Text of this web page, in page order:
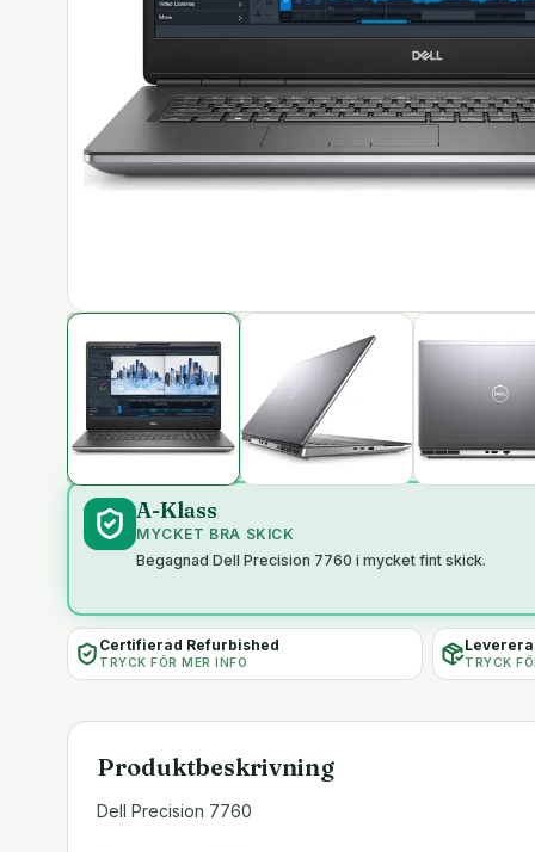
A-Klass
MYCKET BRA SKICK
Begagnad Dell Precision 7760 i mycket fint skick.
Certifierad Refurbished
TRYCK FÖR MER INFO TRYCK
Produktbeskrivning
Dell Precision 7760